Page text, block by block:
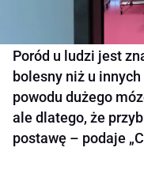
Poród u ludzi jest
bolesny niż u
powodu dużego
ale dlatego, że
postawę – podaje